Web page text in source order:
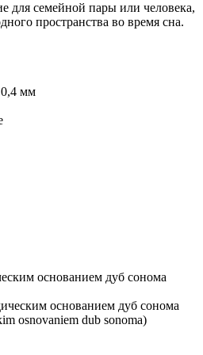
для семейной пары или человека,
пространства во время сна.
мм
основанием дуб сонома